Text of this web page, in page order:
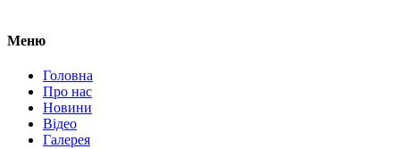
Меню
Головна
Про нас
Новини
Відео
Галерея